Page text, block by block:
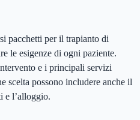
pacchetti per il trapianto di
le esigenze di ogni paziente.
e i principali servizi
scelta possono includere anche il
e l’alloggio.